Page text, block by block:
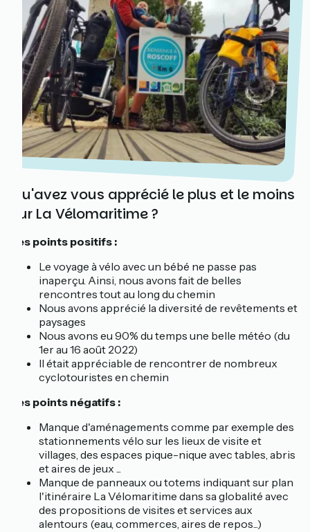
Qu'avez vous apprécié le plus et le moins
sur La Vélomaritime ?
Les points positifs :
Le voyage à vélo avec un bébé ne passe pas
inaperçu. Ainsi, nous avons fait de belles
rencontres tout au long du chemin
Nous avons apprécié la diversité de revêtements et
paysages
Nous avons eu 90% du temps une belle météo (du
1er au 16 août 2022)
Il était appréciable de rencontrer de nombreux
cyclotouristes en chemin
Les points négatifs :
Manque d'aménagements comme par exemple des
stationnements vélo sur les lieux de visite et
villages, des espaces pique-nique avec tables, abris
et aires de jeux ...
Manque de panneaux ou totems indiquant sur plan
l'itinéraire La Vélomaritime dans sa globalité avec
des propositions de visites et services aux
alentours (eau, commerces, aires de repos...)